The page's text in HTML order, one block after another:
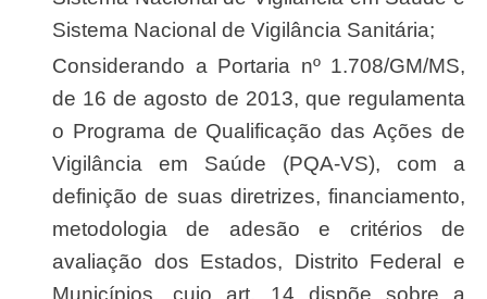
Sistema Nacional de Vigilância Sanitária;
Considerando a Portaria nº 1.708/GM/MS,
de 16 de agosto de 2013, que regulamenta
o Programa de Qualificação das Ações de
Vigilância em Saúde (PQA-VS), com a
definição de suas diretrizes, financiamento,
metodologia de adesão e critérios de
avaliação dos Estados, Distrito Federal e
Municípios, cujo art. 14 dispõe sobre a